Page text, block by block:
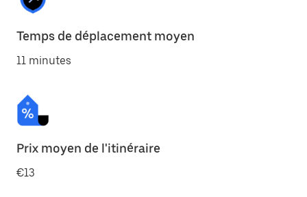
Temps de déplacement moyen
11 minutes
Prix moyen de l'itinéraire
€13